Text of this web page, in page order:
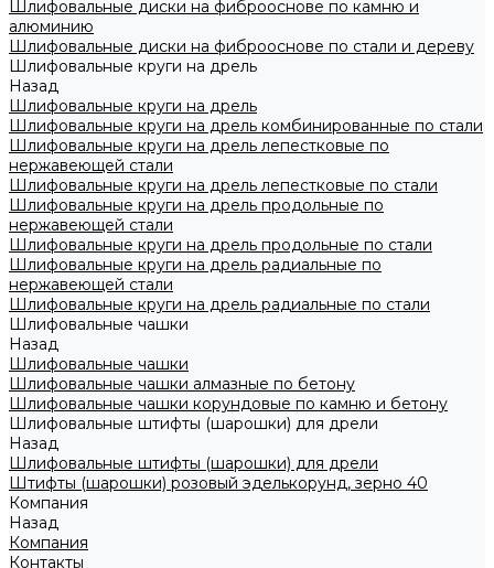
Шлифовальные диски на фиброоснове по камню и
алюминию
Шлифовальные диски на фиброоснове по стали и дереву
Шлифовальные круги на дрель
Назад
Шлифовальные круги на дрель
Шлифовальные круги на дрель комбинированные по стали
Шлифовальные круги на дрель лепестковые по
нержавеющей стали
Шлифовальные круги на дрель лепестковые по стали
Шлифовальные круги на дрель продольные по
нержавеющей стали
Шлифовальные круги на дрель продольные по стали
Шлифовальные круги на дрель радиальные по
нержавеющей стали
Шлифовальные круги на дрель радиальные по стали
Шлифовальные чашки
Назад
Шлифовальные чашки
Шлифовальные чашки алмазные по бетону
Шлифовальные чашки корундовые по камню и бетону
Шлифовальные штифты (шарошки) для дрели
Назад
Шлифовальные штифты (шарошки) для дрели
Штифты (шарошки) розовый эделькорунд, зерно 40
Компания
Назад
Компания
Контакты